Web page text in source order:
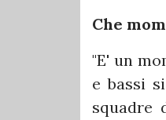
Che
"E' un
e bassi
squadre